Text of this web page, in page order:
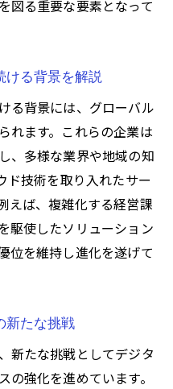
図る重要な要素となって
ける背景を解説
る背景には、グローバル
れます。これらの企業は
、多様な業界や地域の知
ド技術を取り入れたサー
えば、複雑化する経営課
駆使したソリューション
位を維持し進化を遂げて
新たな挑戦
新たな挑戦としてデジタ
強化を進めています。